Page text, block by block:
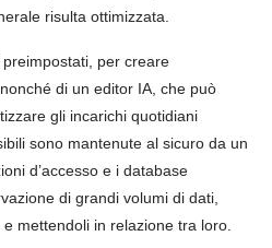
risulta ottimizzata.
per creare
di un editor IA, che può
gli incarichi quotidiani
sono mantenute al sicuro da un
d’accesso e i database
di grandi volumi di dati,
mettendoli in relazione tra loro.